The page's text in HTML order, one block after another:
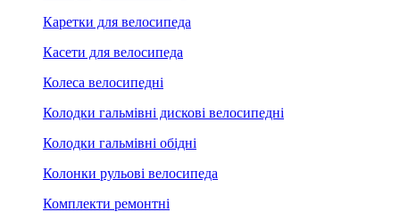
Каретки для велосипеда
Касети для велосипеда
Колеса велосипедні
Колодки гальмівні дискові велосипедні
Колодки гальмівні обідні
Колонки рульові велосипеда
Комплекти ремонтні